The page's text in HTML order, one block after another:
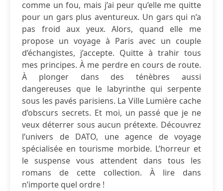
comme un fou, mais j’ai peur qu’elle me quitte
pour un gars plus aventureux. Un gars qui n’a
pas froid aux yeux. Alors, quand elle me
propose un voyage à Paris avec un couple
d’échangistes, j’accepte. Quitte à trahir tous
mes principes. À me perdre en cours de route.
À plonger dans des ténèbres aussi
dangereuses que le labyrinthe qui serpente
sous les pavés parisiens. La Ville Lumière cache
d’obscurs secrets. Et moi, un passé que je ne
veux déterrer sous aucun prétexte. Découvrez
l’univers de DATO, une agence de voyage
spécialisée en tourisme morbide. L’horreur et
le suspense vous attendent dans tous les
romans de cette collection. À lire dans
n’importe quel ordre !